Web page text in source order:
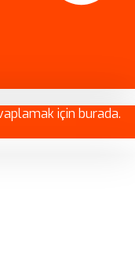
için burada.